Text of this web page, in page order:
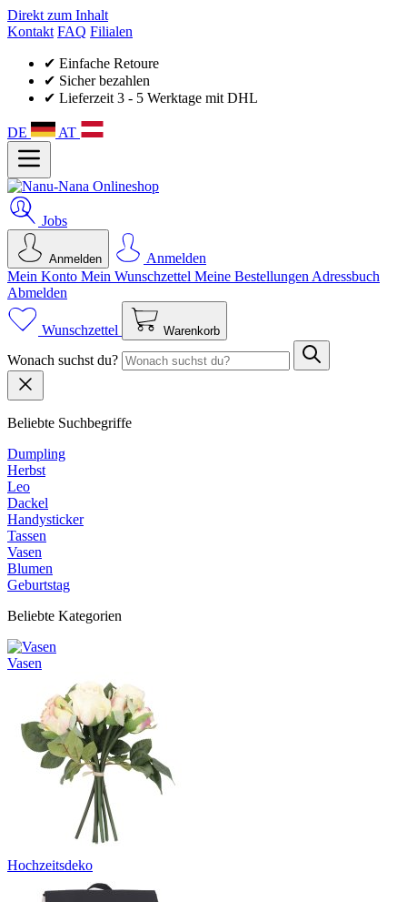
Direkt zum Inhalt
Kontakt FAQ Filialen
✔ Einfache Retoure
✔ Sicher bezahlen
✔ Lieferzeit 3 - 5 Werktage mit DHL
DE AT
Jobs
Anmelden
Anmelden
Mein Konto Mein Wunsch­zettel Meine Bestellungen Adressbuch
Abmelden
Wunschzettel Warenkorb
Wonach suchst du?
Beliebte Suchbegriffe
Dumpling
Herbst
Leo
Dackel
Handysticker
Tassen
Vasen
Blumen
Geburtstag
Beliebte Kategorien
Vasen
Hochzeitsdeko